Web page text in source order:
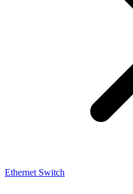
Ethernet Switch